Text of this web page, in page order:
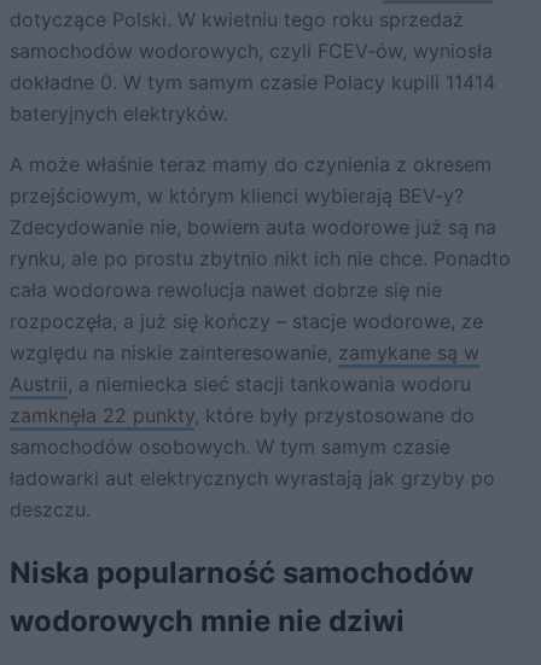
dotyczące Polski. W kwietniu tego roku sprzedaż
samochodów wodorowych, czyli FCEV-ów, wyniosła
dokładne 0. W tym samym czasie Polacy kupili 11414
bateryjnych elektryków.
A może właśnie teraz mamy do czynienia z okresem
przejściowym, w którym klienci wybierają BEV-y?
Zdecydowanie nie, bowiem auta wodorowe już są na
rynku, ale po prostu zbytnio nikt ich nie chce. Ponadto
cała wodorowa rewolucja nawet dobrze się nie
rozpoczęła, a już się kończy – stacje wodorowe, ze
względu na niskie zainteresowanie, zamykane są w
Austrii, a niemiecka sieć stacji tankowania wodoru
zamknęła 22 punkty, które były przystosowane do
samochodów osobowych. W tym samym czasie
ładowarki aut elektrycznych wyrastają jak grzyby po
deszczu.
Niska popularność samochodów
wodorowych mnie nie dziwi